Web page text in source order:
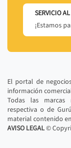
SERVICIO
¡Estamos
El portal de
información
Todas las marcas
respectiva o de
material contenido
AVISO LEGAL©